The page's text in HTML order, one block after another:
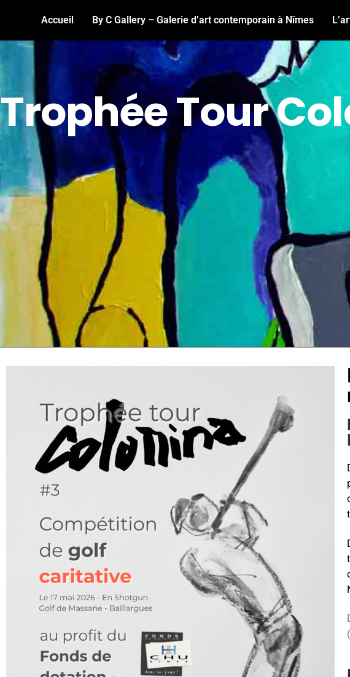
Accueil By C Gallery – Galerie d’art contemporain à Nîmes
Trophée Tour